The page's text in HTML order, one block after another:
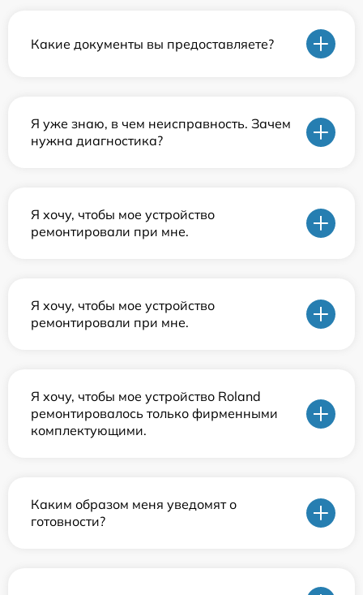
Какие документы вы предоставляете?
Я уже знаю, в чем неисправность. Зачем
нужна диагностика?
Я хочу, чтобы мое устройство
ремонтировали при мне.
Я хочу, чтобы мое устройство
ремонтировали при мне.
Я хочу, чтобы мое устройство Roland
ремонтировалось только фирменными
комплектующими.
Каким образом меня уведомят о
готовности?